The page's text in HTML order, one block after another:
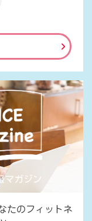
たのフィットネ